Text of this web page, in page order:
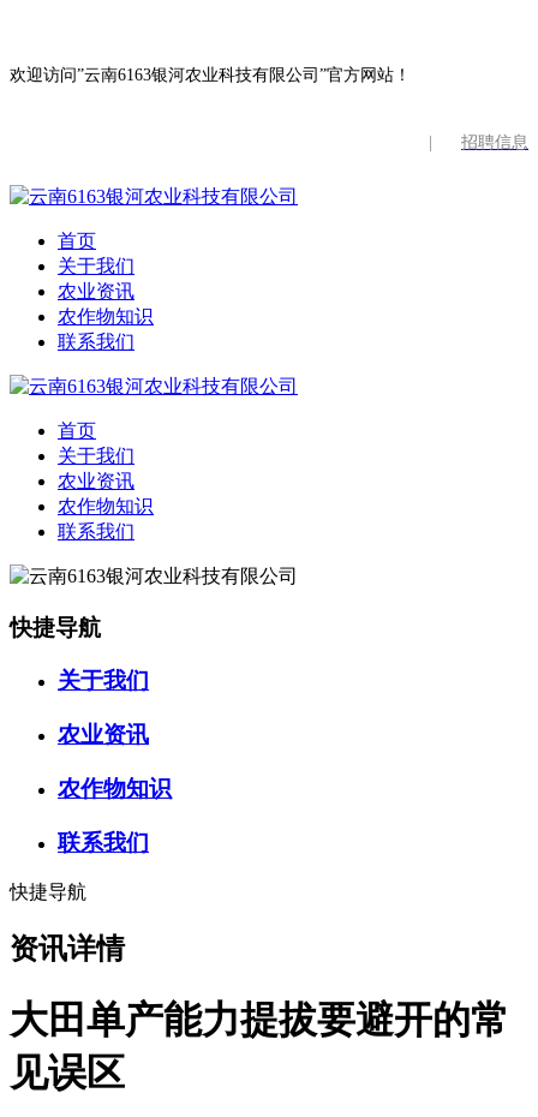
欢迎访问”云南6163银河农业科技有限公司”官方网站！
招聘信息
首页
关于我们
农业资讯
农作物知识
联系我们
首页
关于我们
农业资讯
农作物知识
联系我们
快捷导航
关于我们
农业资讯
农作物知识
联系我们
快捷导航
资讯详情
大田单产能力提拔要避开的常
见误区